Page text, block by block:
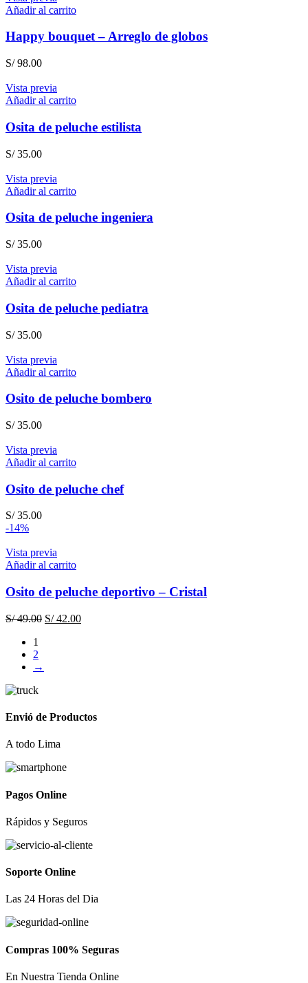
era:
Añadir al carrito
Happy bouquet – Arreglo de globos
S/98.00
Vista previa
Añadir al carrito
Osita de peluche estilista
S/35.00
Vista previa
Añadir al carrito
Osita de peluche ingeniera
S/35.00
Vista previa
Añadir al carrito
Osita de peluche pediatra
S/35.00
Vista previa
Añadir al carrito
Osito de peluche bombero
S/35.00
Vista previa
Añadir al carrito
Osito de peluche chef
S/35.00
-14%
Vista previa
Añadir al carrito
Osito de peluche deportivo – Cristal
S/49.00 El
S/42.00El
1
2
→
Envió de Productos
A todo Lima
Pagos Online
Rápidos y Seguros
Soporte Online
Las 24 Horas del Dia
Compras 100% Seguras
En Nuestra Tienda Online